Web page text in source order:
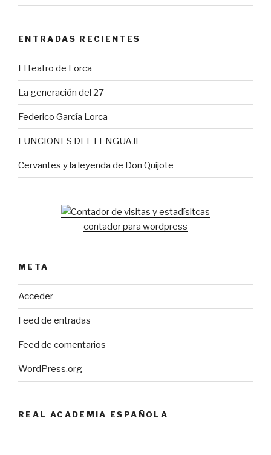
ENTRADAS RECIENTES
El teatro de Lorca
La generación del 27
Federico García Lorca
FUNCIONES DEL LENGUAJE
Cervantes y la leyenda de Don Quijote
contador para wordpress
META
Acceder
Feed de entradas
Feed de comentarios
WordPress.org
REAL ACADEMIA ESPAÑOLA